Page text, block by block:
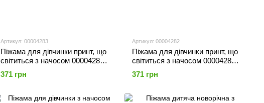
Артикул: 00004283
Піжама для дівчинки принт, що
світиться з начосом 00004283,
110-116 см, 5 років
371 грн
Артикул: 00004282
Піжама для дівчинки принт, що
світиться з начосом 00004282,
110-116 см, 5 років
371 грн